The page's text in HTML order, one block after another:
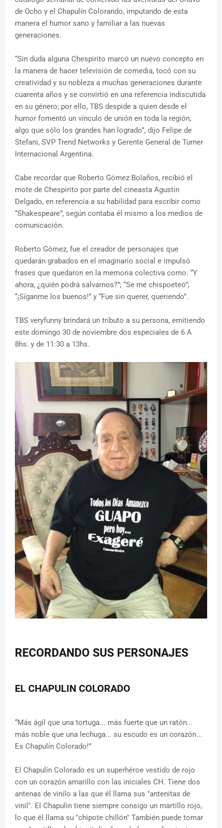
de Ocho y el Chapulín Colorando, imputando de esta
manera el humor sano y familiar a las nuevas
generaciones.
“Sin duda alguna Chespirito marcó un nuevo concepto en
la manera de hacer televisión de comedia, tocó con su
creatividad y su nobleza a muchas generaciones durante
cuarenta años y se convirtió en una referencia indiscutida
en su género; por ello, TBS despide a quien desde el
humor fomentó un vínculo de unión en toda la región,
algo que sólo los grandes han logrado”, dijo Felipe de
Stefani, SVP Trend Networks y Gerente General de Turner
Internacional Argentina.
Cabe recordar que Roberto Gómez Bolaños, recibió el
mote de Chespirito por parte del cineasta Agustín
Delgado, en referencia a su habilidad para escribir como
“Shakespeare”, según contaba él mismo a los medios de
comunicación.
Roberto Gómez, fue el creador de personajes que
quedarán grabados en el imaginario social e impulsó
frases que quedaron en la memoria colectiva como: “Y
ahora, ¿quién podrá salvarnos?”; “Se me chispoeteó”;
“¡Síganme los buenos!” y “Fue sin querer, queriendo”.
TBS veryfunny brindará un tributo a su persona, emitiendo
este domingo 30 de noviembre dos especiales de 6 A
8hs. y de 11:30 a 13hs.
RECORDANDO SUS PERSONAJES
EL CHAPULIN COLORADO
“Más ágil que una tortuga... más fuerte que un ratón...
más noble que una lechuga... su escudo es un corazón...
Es Chapulín Colorado!”
El Chapulín Colorado es un superhéroe vestido de rojo
con un corazón amarillo con las iniciales CH. Tiene dos
antenas de vinilo a las que él llama sus "antenitas de
vinil". El Chapulin tiene siempre consigo un martillo rojo,
lo que él llama su "chipote chillón" También puede tomar